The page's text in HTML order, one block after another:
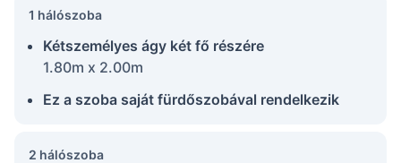
1 hálószoba
Kétszemélyes ágy két fő részére
1.80m x 2.00m
Ez a szoba saját fürdőszobával rendelkezik
2 hálószoba